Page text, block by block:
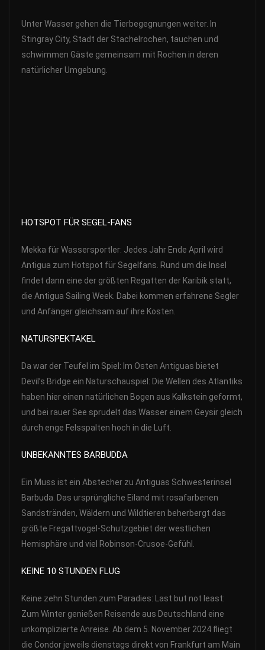
Unter Wasser gehen die Tierbegegnungen weiter. In
Stingray City, Stadt der Stachelrochen, tauchen und
schwimmen Gäste gemeinsam mit Rochen in deren
natürlicher Umgebung.
HOTSPOT FÜR SEGEL-FANS
Mekka für Wassersportler: Jedes Jahr Ende April wird
Antigua zum Hotspot für Segelfans. Rund um die Insel
findet dann eine der größten Regatten der Karibik statt,
die Antigua Sailing Week. Dabei kommen erfahrene Segler
und Anfänger gleichsam auf ihre Kosten.
NATURSPEKTAKEL
Da war der Teufel im Spiel: Im Osten Antiguas bietet
Devil’s Bridge ein Naturschauspiel: Die Wellen des Atlantiks
haben hier einen natürlichen Bogen aus Kalkstein geformt,
und bei rauer See sprudelt das Wasser einem Geysir gleich
durch enge Felsspalten hoch in die Luft.
UNBEKANNTES BARBUDDA
Ein Muss ist ein Abstecher zu Antiguas Schwesterinsel
Barbuda. Das ursprüngliche Eiland mit rosafarbenen
Sandstränden, Wäldern und Wildtieren beherbergt das
größte Fregattvogel-Schutzgebiet der westlichen
Hemisphäre und viel Robinson-Crusoe-Gefühl.
KEINE 10 STUNDEN FLUG
Keine zehn Stunden zum Paradies: Last but not least:
Zum Winter genießen Reisende aus Deutschland eine
unkomplizierte Anreise. Ab dem 5. November 2024 fliegt
die Condor jeweils dienstags direkt von Frankfurt am Main